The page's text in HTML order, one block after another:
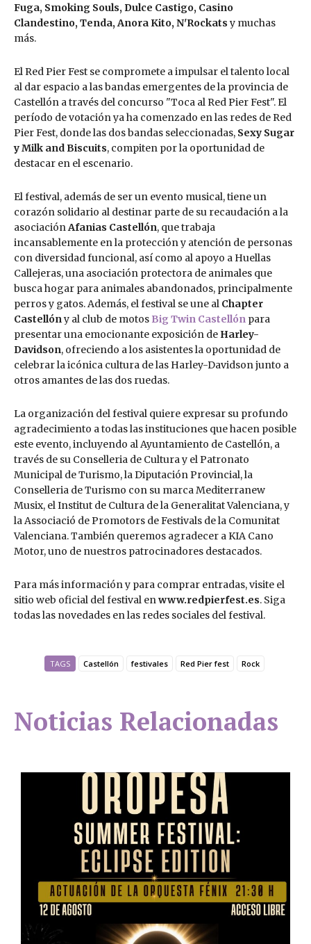
Fuga, Smoking Souls, Dulce Castigo, Casino
Clandestino, Tenda, Anora Kito, N'Rockatsy muchas
más.
El Red Pier Fest se compromete a impulsar el talento local
al dar espacio a las bandas emergentes de la provincia de
Castellón a través del concurso "Toca al Red Pier Fest". El
período de votación ya ha comenzado en las redes de Red
Pier Fest, donde las dos bandas seleccionadas, Sexy Sugar
y Milk and Biscuits, compiten por la oportunidad de
destacar en el escenario.
El festival, además de ser un evento musical, tiene un
corazón solidario al destinar parte de su recaudación a la
asociaciónAfanias Castellón, que trabaja
incansablemente en la protección y atención de personas
con diversidad funcional, así como al apoyo a Huellas
Callejeras, una asociación protectora de animales que
busca hogar para animales abandonados, principalmente
perros y gatos. Además, el festival se une al Chapter
Castellóny al club de motos Big Twin Castellón para
presentar una emocionante exposición de Harley-
Davidson, ofreciendo a los asistentes la oportunidad de
celebrar la icónica cultura de las Harley-Davidson junto a
otros amantes de las dos ruedas.
La organización del festival quiere expresar su profundo
agradecimiento a todas las instituciones que hacen posible
este evento, incluyendo al Ayuntamiento de Castellón, a
través de su Conselleria de Cultura y el Patronato
Municipal de Turismo, la Diputación Provincial, la
Conselleria de Turismo con su marca Mediterranew
Musix, el Institut de Cultura de la Generalitat Valenciana, y
la Associació de Promotors de Festivals de la Comunitat
Valenciana. También queremos agradecer a KIA Cano
Motor, uno de nuestros patrocinadores destacados.
Para más información y para comprar entradas, visite el
sitio web oficial del festival enwww.redpierfest.es. Siga
todas las novedades en las redes sociales del festival.
TAGS Castellón festivales Red Pier fest Rock
Noticias Relacionadas